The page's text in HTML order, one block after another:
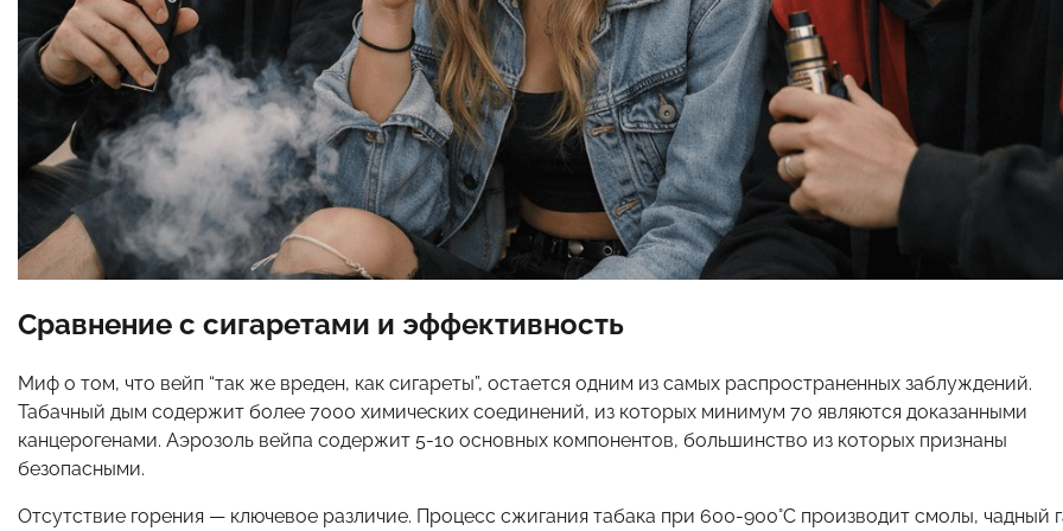
Сравнение с сигаретами и эффективность
Миф о том, что вейп “так же вреден, как сигареты”, остается одним из самых распространенных заблуждений.
Табачный дым содержит более 7000 химических соединений, из которых минимум 70 являются доказанными
канцерогенами. Аэрозоль вейпа содержит 5-10 основных компонентов, большинство из которых признаны
безопасными.
Отсутствие горения — ключевое различие. Процесс сжигания табака при 600-900°C производит смолы, чадный